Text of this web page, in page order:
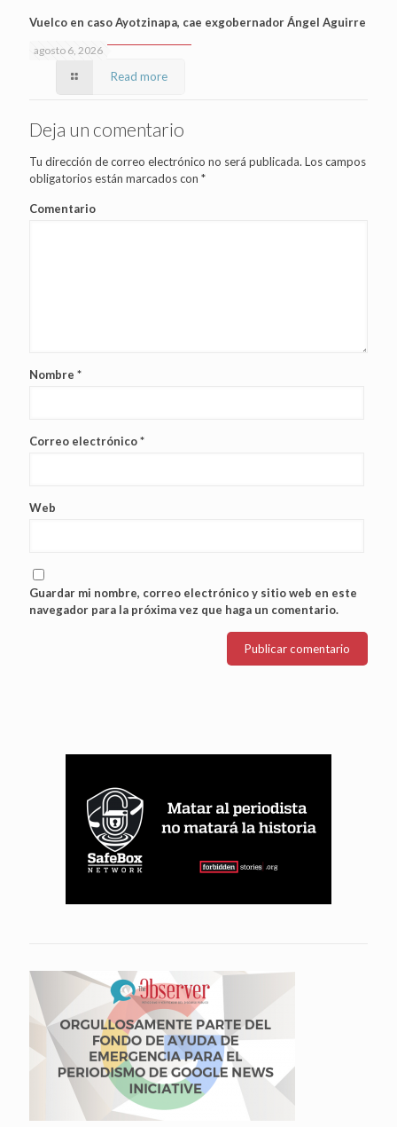
agosto 6, 2026
Vuelco en caso Ayotzinapa, cae exgobernador Ángel Aguirre
Read more
Deja un comentario
Tu dirección de correo electrónico no será publicada. Los campos
obligatorios están marcados con *
Comentario
Nombre *
Correo electrónico*
Web
Guardar mi nombre, correo electrónico y sitio web en este
navegador para la próxima vez que haga un comentario.